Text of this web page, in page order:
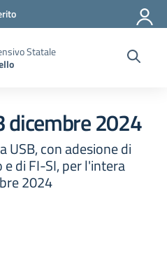
Statale
dicembre 2024
USB, con adesione di
di FI-SI, per l'intera
2024